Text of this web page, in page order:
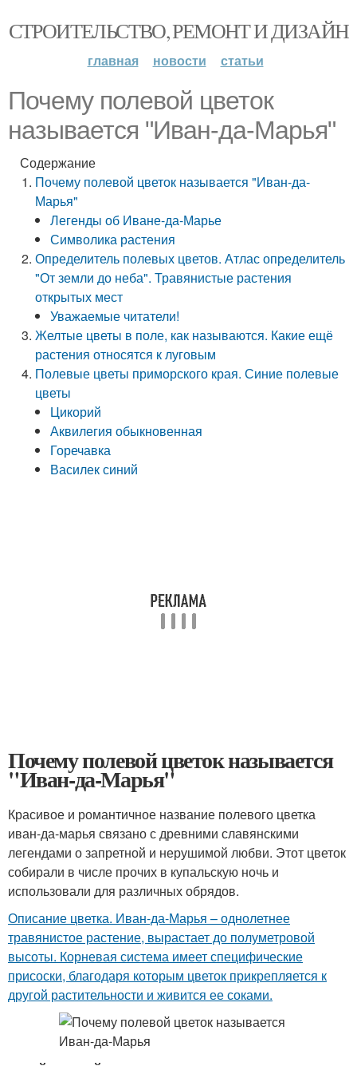
СТРОИТЕЛЬСТВО, РЕМОНТ И ДИЗАЙН
главная новости статьи
Почему полевой цветок
называется "Иван-да-Марья"
Содержание
Почему полевой цветок называется "Иван-да-
Марья"
Легенды об Иване-да-Марье
Символика растения
Определитель полевых цветов. Атлас определитель
"От земли до неба". Травянистые растения
открытых мест
Уважаемые читатели!
Желтые цветы в поле, как называются. Какие ещё
растения относятся к луговым
Полевые цветы приморского края. Синие полевые
цветы
Цикорий
Аквилегия обыкновенная
Горечавка
Василек синий
Почему полевой цветок называется
"Иван-да-Марья"
Красивое и романтичное название полевого цветка
иван-да-марья связано с древними славянскими
легендами о запретной и нерушимой любви. Этот цветок
собирали в числе прочих в купальскую ночь и
использовали для различных обрядов.
Описание цветка. Иван-да-Марья – однолетнее
травянистое растение, вырастает до полуметровой
высоты. Корневая система имеет специфические
присоски, благодаря которым цветок прикрепляется к
другой растительности и живится ее соками.